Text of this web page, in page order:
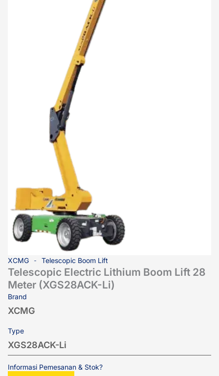
XCMG Telescopic Boom Lift
Telescopic Electric Lithium Boom Lift 28
Meter (XGS28ACK-Li)
Brand
XCMG
Type
XGS28ACK-Li
Informasi Pemesanan & Stok?